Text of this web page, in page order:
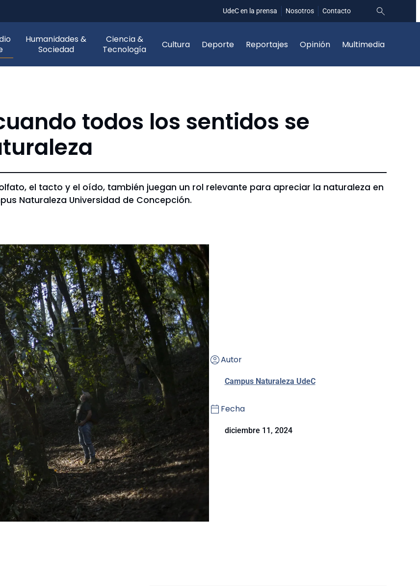
UdeC en la prensa Nosotros Contacto
Humanidades &
Sociedad
Ciencia &
Tecnología
Cultura Deporte Reportajes Opinión Multimedia
todos los sentidos se
el tacto y el oído, también juegan un rol relevante para apreciar la naturaleza en
Naturaleza Universidad de Concepción.
Autor
Campus Naturaleza UdeC
Fecha
diciembre 11, 2024